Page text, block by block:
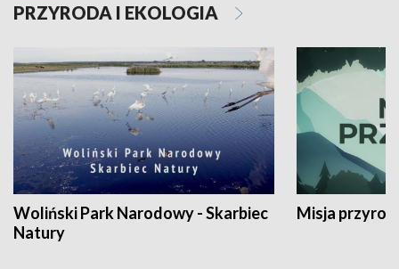
PRZYRODA I EKOLOGIA
Woliński Park Narodowy - Skarbiec
Natury
Misja